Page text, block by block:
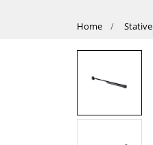
Home Stative